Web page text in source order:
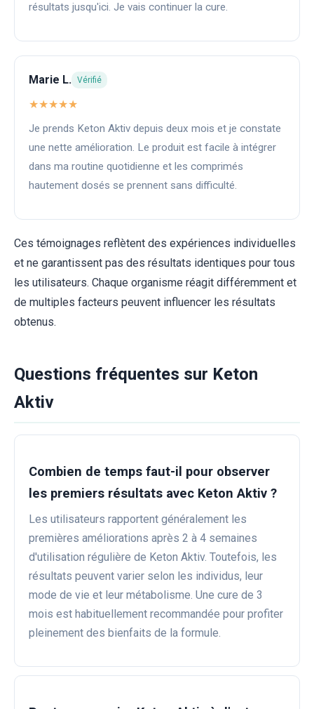
résultats jusqu'ici. Je vais continuer la cure.
Marie L. Vérifié
★★★★★
Je prends Keton Aktiv depuis deux mois et je constate
une nette amélioration. Le produit est facile à intégrer
dans ma routine quotidienne et les comprimés
hautement dosés se prennent sans difficulté.
Ces témoignages reflètent des expériences individuelles
et ne garantissent pas des résultats identiques pour tous
les utilisateurs. Chaque organisme réagit différemment et
de multiples facteurs peuvent influencer les résultats
obtenus.
Questions fréquentes sur Keton
Aktiv
Combien de temps faut-il pour observer
les premiers résultats avec Keton Aktiv ?
Les utilisateurs rapportent généralement les
premières améliorations après 2 à 4 semaines
d'utilisation régulière de Keton Aktiv. Toutefois, les
résultats peuvent varier selon les individus, leur
mode de vie et leur métabolisme. Une cure de 3
mois est habituellement recommandée pour profiter
pleinement des bienfaits de la formule.